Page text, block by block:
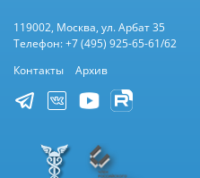
119002, Москва, ул. Арбат 35
Телефон: +7 (495) 925-65-61/62
Контакты
Архив